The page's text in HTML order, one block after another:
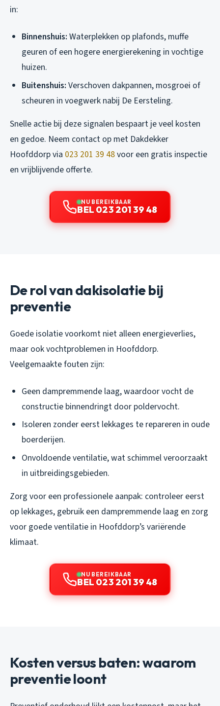
in:
Binnenshuis: Waterplekken op plafonds, muffe
geuren of een hogere energierekening in vochtige
huizen.
Buitenshuis: Verschoven dakpannen, mosgroei of
scheuren in voegwerk nabij De Eersteling.
Snelle actie bij deze signalen bespaart je veel kosten
en gedoe. Neem contact op met Dakdekker
Hoofddorp via 023 201 39 48voor een gratis inspectie
en vrijblijvende offerte.
NU BEREIKBAAR
BEL 023 201 39 48
De rol van dakisolatie bij
preventie
Goede isolatie voorkomt niet alleen energieverlies,
maar ook vochtproblemen in Hoofddorp.
Veelgemaakte fouten zijn:
Geen dampremmende laag, waardoor vocht de
constructie binnendringt door poldervocht.
Isoleren zonder eerst lekkages te repareren in oude
boerderijen.
Onvoldoende ventilatie, wat schimmel veroorzaakt
in uitbreidingsgebieden.
Zorg voor een professionele aanpak: controleer eerst
op lekkages, gebruik een dampremmende laag en zorg
voor goede ventilatie in Hoofddorp’s variërende
klimaat.
NU BEREIKBAAR
BEL 023 201 39 48
Kosten versus baten: waarom
preventie loont